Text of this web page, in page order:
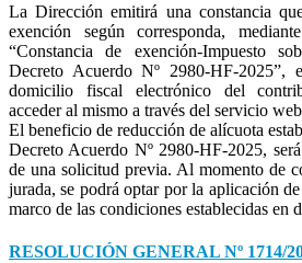
La Dirección emitirá una constancia
exención según corresponda,
“Constancia de exención-Impuesto
Decreto Acuerdo Nº 2980-HF-2025”,
domicilio fiscal electrónico del
acceder al mismo a través del servicio
El beneficio de reducción de alícuota
Decreto Acuerdo Nº 2980-HF-2025,
de una solicitud previa. Al momento de
jurada, se podrá optar por la aplicación
marco de las condiciones establecidas en
RESOLUCIÓN GENERAL Nº 1714/